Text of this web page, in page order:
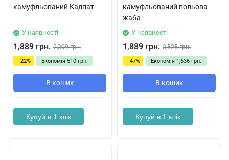
камуфльований Кадпат
У наявності
1,889 грн. 2,399 грн.
- 22% Економія 510 грн.
В кошик
Купуй в 1 клік
камуфльований польова
жаба
У наявності
1,889 грн. 3,525 грн.
- 47% Економія 1,636 грн.
В кошик
Купуй в 1 клік